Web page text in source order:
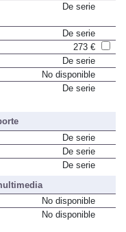
De serie
De serie
273 €
De serie
No disponible
De serie
De serie
De serie
De serie
No disponible
No disponible